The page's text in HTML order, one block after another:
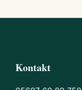
Kontakt